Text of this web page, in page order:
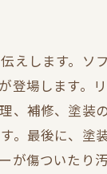
えします。
登場します
、補修、塗
。最後に、
が傷ついた